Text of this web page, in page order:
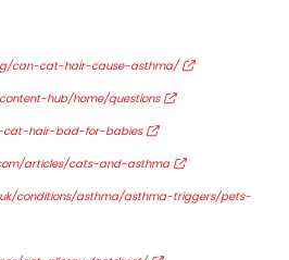
can-cat-hair-cause-asthma/
hub/home/questions
cat-hair-bad-for-babies
articles/cats-and-asthma
conditions/asthma/asthma-triggers/pets-